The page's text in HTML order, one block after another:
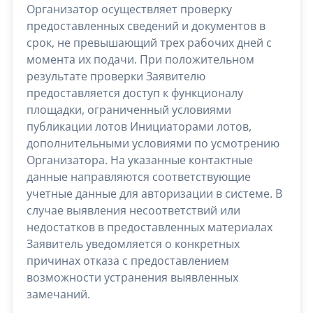
Организатор осуществляет проверку
предоставленных сведений и документов в
срок, не превышающий трех рабочих дней с
момента их подачи. При положительном
результате проверки Заявителю
предоставляется доступ к функционалу
площадки, ограниченный условиями
публикации лотов Инициаторами лотов,
дополнительными условиями по усмотрению
Организатора. На указанные контактные
данные направляются соответствующие
учетные данные для авторизации в системе. В
случае выявления несоответствий или
недостатков в предоставленных материалах
Заявитель уведомляется о конкретных
причинах отказа с предоставлением
возможности устранения выявленных
замечаний.